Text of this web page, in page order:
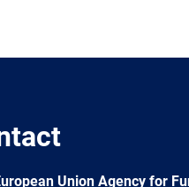
Union Agency for